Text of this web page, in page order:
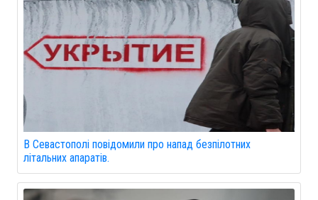
В Севастополі повідомили про напад безпілотних
літальних апаратів.